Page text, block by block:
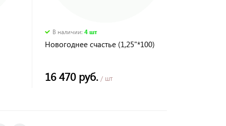
В наличии:4 шт
Новогоднее счастье (1,25"*100)
16 470 руб. / шт